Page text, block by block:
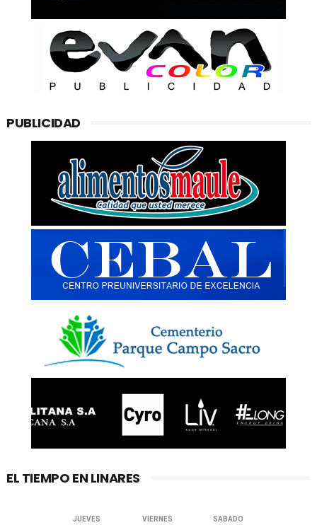
PUBLICIDAD
EL TIEMPO EN LINARES